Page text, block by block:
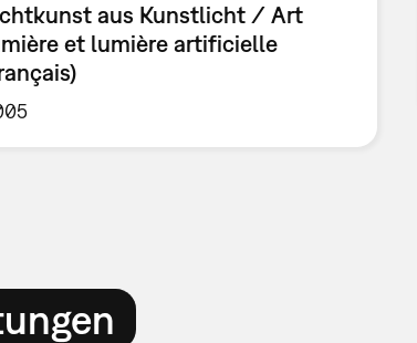
aus Kunstlicht / Art
et lumière artificielle